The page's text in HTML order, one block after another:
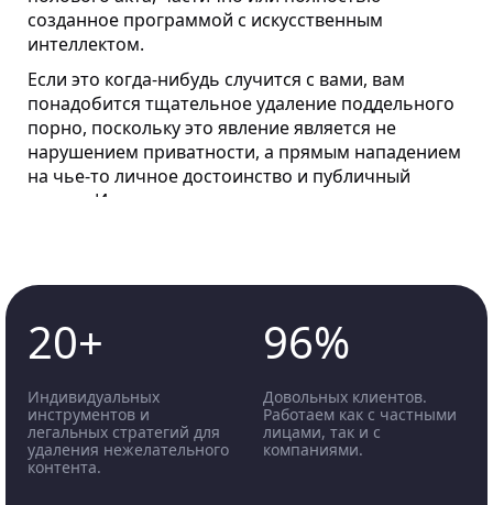
созданное программой с искусственным
интеллектом.
Если это когда-нибудь случится с вами, вам
понадобится тщательное удаление поддельного
порно, поскольку это явление является не
нарушением приватности, а прямым нападением
на чье-то личное достоинство и публичный
имидж. Изящество этого типа контента, в
В то же время этот прогресс имеет зловещий
побочный эффект – непреднамеренное
Жертвам нужно удалить ИИ-дипфейк, потому что
обнаружение таких вещей может стать ужасным
опытом. Они, как правило, чувствуют себя
20+
Индивидуальных
инструментов и
легальных стратегий для
удаления нежелательного
контента.
96%
Довольных клиентов.
Работаем как с частными
лицами, так и с
компаниями.